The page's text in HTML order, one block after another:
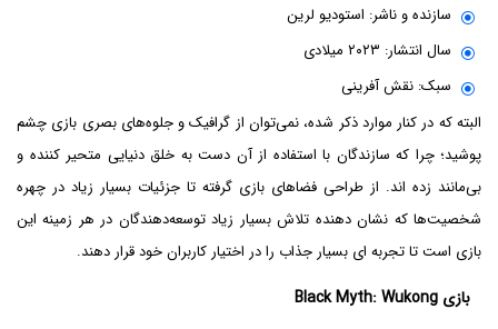
سازنده و ناشر: استودیو لرین
سال انتشار: ۲۰۲۳ میلادی
سبک: نقش آفرینی
البته که در کنار موارد ذکر شده، نمی‌توان از گرافیک و جلوه‌های بصری بازی چشم
پوشید؛ چرا که سازندگان با استفاده از آن دست به خلق دنیایی متحیر کننده و
بی‌مانند زده اند. از طراحی فضا‌های بازی گرفته تا جزئیات بسیار زیاد در چهره
شخصیت‌ها که نشان دهنده تلاش بسیار زیاد توسعه‌دهندگان در هر زمینه این
بازی است تا تجربه ای بسیار جذاب را در اختیار کاربران خود قرار دهند.
بازی Black Myth: Wukong